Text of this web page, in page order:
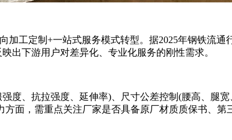
定制+一站式服务模式转型。据2025年钢铁流通
出下游用户对差异化、专业化服务的刚性需求。
、抗拉强度、延伸率)、尺寸公差控制(腰高、腿宽
面，需重点关注厂家是否具备原厂材质质保书、